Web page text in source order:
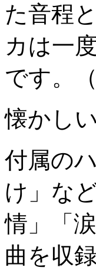
た音程
カは一
です。
懐かし
付属の
け」な
情」「
曲を収